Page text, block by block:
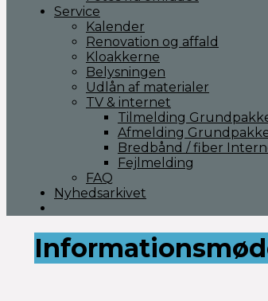
Service
Kalender
Renovation og affald
Kloakkerne
Belysningen
Udlån af materialer
TV & internet
Tilmelding
Afmelding
Bredbånd / fiber
Fejlmelding
FAQ
Nyhedsarkivet